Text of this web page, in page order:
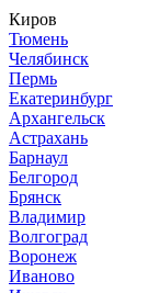
Киров
Тюмень
Челябинск
Пермь
Екатеринбург
Архангельск
Астрахань
Барнаул
Белгород
Брянск
Владимир
Волгоград
Воронеж
Иваново